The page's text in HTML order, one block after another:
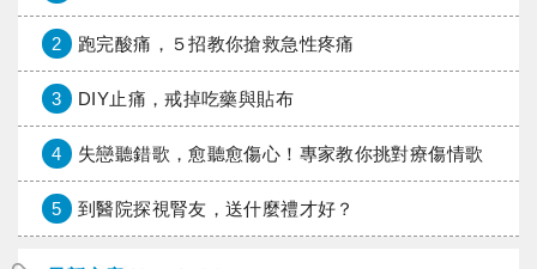
2 跑完酸痛，５招教你搶救急性疼痛
3 DIY止痛，戒掉吃藥與貼布
4 失戀聽錯歌，愈聽愈傷心！專家教你挑對療傷情歌
5 到醫院探視腎友，送什麼禮才好？